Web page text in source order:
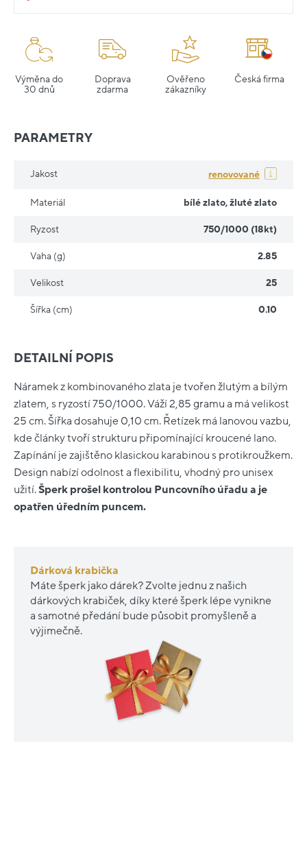
Výměna do
30 dnů
Doprava
zdarma
Ověřeno
zákazníky
Česká firma
DETAILNÍ POPIS
Náramek z kombinovaného zlata je tvořen žlutým a bílým
zlatem, s ryzostí 750/1000. Váží 2,85 gramu a má velikost
25 cm. Šířka dosahuje 0,10 cm. Řetízek má lanovou vazbu,
kde články tvoří strukturu připomínající kroucené lano.
Zapínání je zajištěno klasickou karabinou s protikroužkem.
Design nabízí odolnost a flexibilitu, vhodný pro unisex
užití.Šperk prošel kontrolou Puncovního úřadu a je
opatřen úředním puncem.
Dárková krabička
Máte šperk jako dárek? Zvolte jednu z našich
dárkových krabiček, díky které šperk lépe vynikne
a samotné předání bude působit promyšleně a
výjimečně.
PARAMETRY
Jakost renovované
Materiál bílé zlato, žluté zlato
Ryzost 750/1000 (18kt)
Vaha (g) 2.85
Velikost 25
Šířka (cm) 0.10